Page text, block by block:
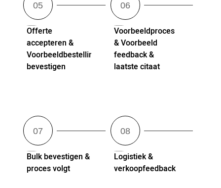
Offerte
accepteren &
Voorbeeldbestelling
bevestigen
Voorbeeldproces
& Voorbeeld
feedback &
laatste citaat
Bulk bevestigen &
proces volgt
Logistiek &
verkoopfeedback